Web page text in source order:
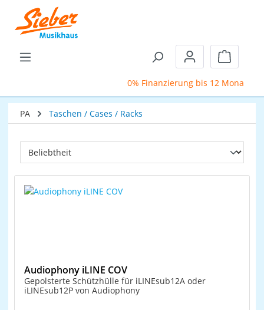
Zum Hauptinhalt springen
0% Finanzierung bis 12 Monate
PA Taschen / Cases / Racks
Audiophony iLINE COV
Gepolsterte Schützhülle für iLINEsub12A oder
iLINEsub12P von Audiophony